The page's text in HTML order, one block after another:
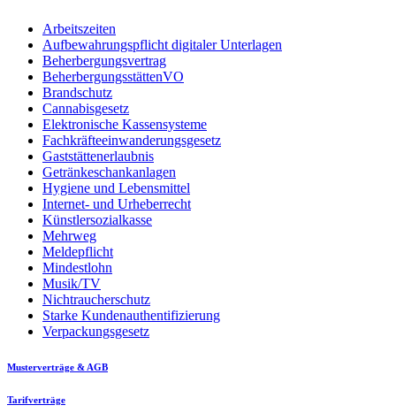
Arbeitszeiten
Aufbewahrungspflicht digitaler Unterlagen
Beherbergungsvertrag
BeherbergungsstättenVO
Brandschutz
Cannabisgesetz
Elektronische Kassensysteme
Fachkräfteeinwanderungsgesetz
Gaststättenerlaubnis
Getränkeschankanlagen
Hygiene und Lebensmittel
Internet- und Urheberrecht
Künstlersozialkasse
Mehrweg
Meldepflicht
Mindestlohn
Musik/TV
Nichtraucherschutz
Starke Kundenauthentifizierung
Verpackungsgesetz
Musterverträge & AGB
Tarifverträge